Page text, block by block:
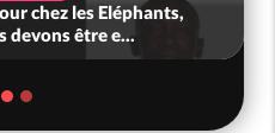
chez les Eléphants,
devons être e...